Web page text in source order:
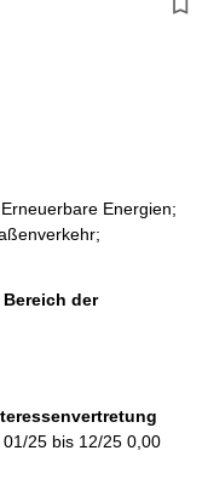
Erneuerbare Energien;
der
25 bis 12/25 0,00